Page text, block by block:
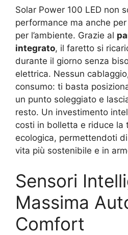
Solar Power 100 LED non
performance ma anche
per l’ambiente. Grazie al
integrato, il faretto si
durante il giorno senza
elettrica. Nessun
consumo: ti basta
un punto soleggiato e
resto. Un investimento
costi in bolletta e riduce la
ecologica, permettendoti
vita più sostenibile e in
Sensori
Massima
Comfort